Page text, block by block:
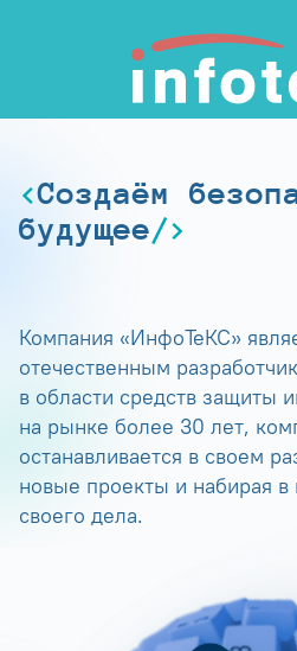
Создаём
будущее
Компания «ИнфоТеКС»
отечественным
в области средств защиты
на рынке более 30 лет,
останавливается в своем
новые проекты и набирая
своего дела.